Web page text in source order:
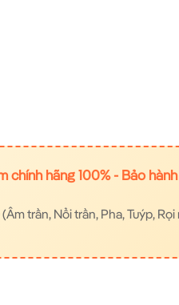
chính hãng 100% - Bảo
trần, Nổi trần, Pha, Tuýp,